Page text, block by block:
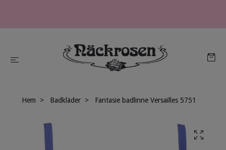
Hem Badkläder Fantasie badlinne Versailles 5751